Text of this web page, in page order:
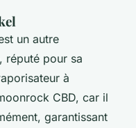
un autre
réputé pour sa
à
CBD, car il
garantissant